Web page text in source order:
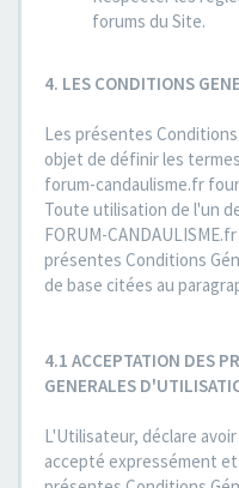
forums du Site.
4. LES CONDITIONS
Les présentes
objet de définir les
forum-candaulisme.fr
Toute utilisation de l'un
FORUM-
présentes Conditions
de base citées au
4.1 ACCEPTATION DES
GENERALES
L'Utilisateur, déclare
accepté expressément